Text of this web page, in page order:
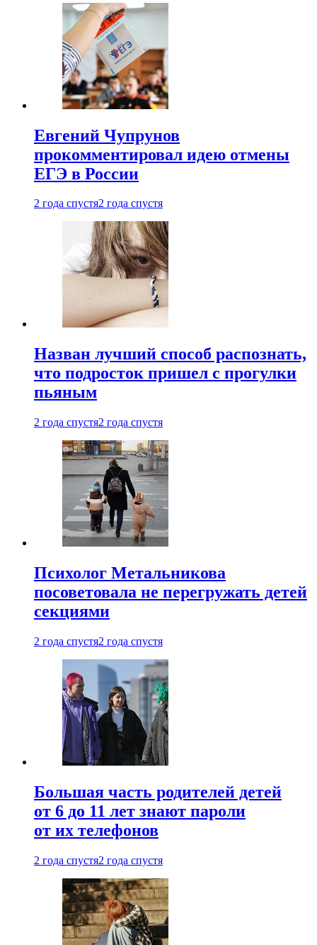
Евгений Чупрунов
прокомментировал идею отмены
ЕГЭ в России
2 года спустя2 года спустя
Назван лучший способ распознать,
что подросток пришел с прогулки
пьяным
2 года спустя2 года спустя
Психолог Метальникова
посоветовала не перегружать детей
секциями
2 года спустя2 года спустя
Большая часть родителей детей
от 6 до 11 лет знают пароли
от их телефонов
2 года спустя2 года спустя